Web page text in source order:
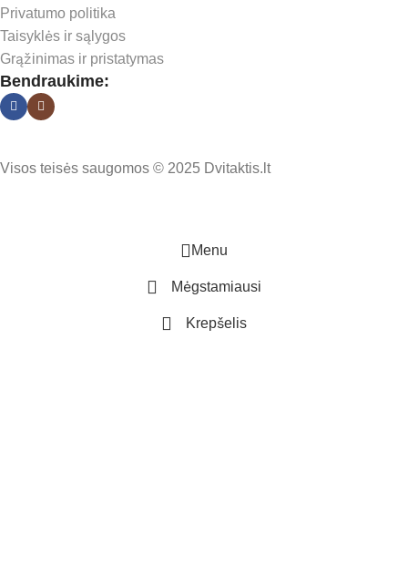
Privatumo politika
Taisyklės ir sąlygos
Grąžinimas ir pristatymas
Bendraukime:
Visos teisės saugomos © 2025 Dvitaktis.lt
Menu
Mėgstamiausi
Krepšelis